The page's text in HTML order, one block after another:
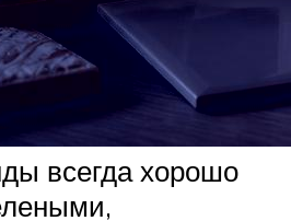
всегда хорошо